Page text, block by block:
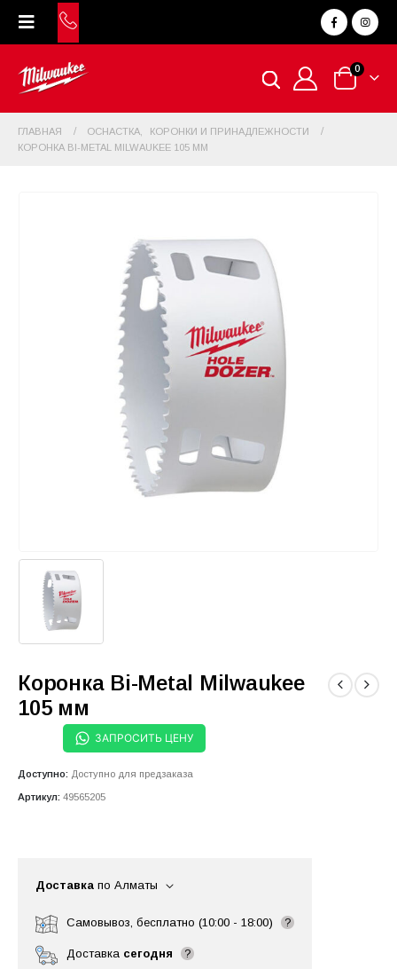
0
ГЛАВНАЯ ОСНАСТКА
КОРОНКИ И ПРИНАДЛЕЖНОСТИ
КОРОНКА BI-METAL MILWAUKEE 105 ММ
Коронка Bi-Metal Milwaukee
105 мм
ЗАПРОСИТЬ ЦЕНУ
Доступно: Доступно для предзаказа
Артикул: 49565205
Доставка по Алматы
Самовывоз, бесплатно (10:00 - 18:00) ?
Доставка сегодня ?